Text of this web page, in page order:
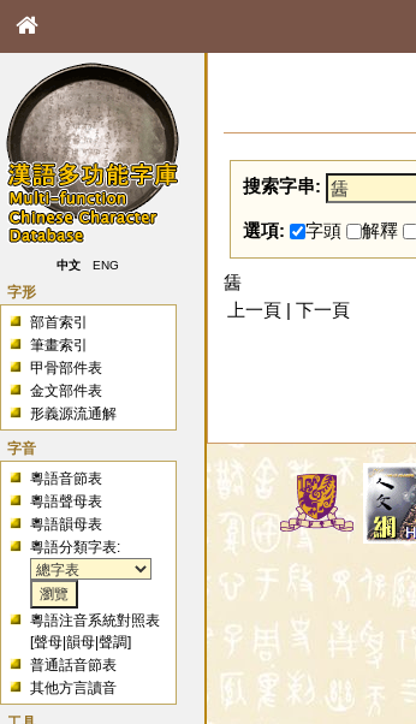
中文 ENG
字形
部首索引
筆畫索引
甲骨部件表
金文部件表
形義源流通解
字音
粵語音節表
粵語聲母表
粵語韻母表
粵語分類字表:
粵語注音系統對照表
[聲母 |韻母 |聲調]
普通話音節表
其他方言讀音
搜索字串:
選項: 字頭 解釋
䣸
上一頁 | 下一頁